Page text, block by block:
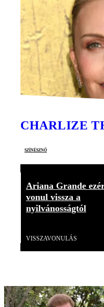
CHARLIZE
színésznő
Ariana Grande
vonul vissza a
nyilvánosságtól
VISSZAVONULÁS